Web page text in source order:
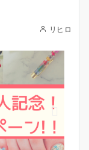
リヒロ